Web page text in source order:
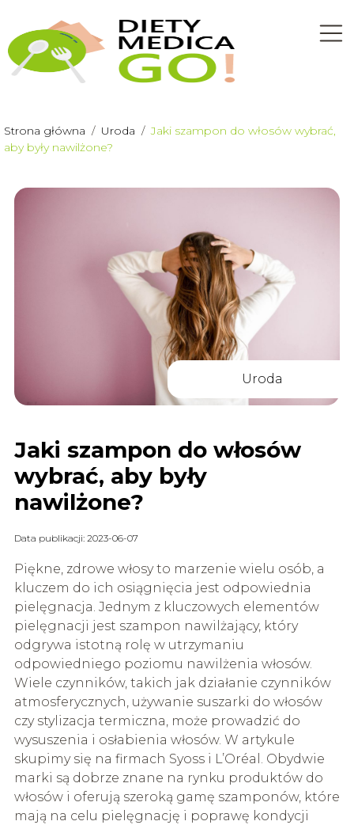
Strona główna / Uroda /Jaki szampon do włosów wybrać,
aby były nawilżone?
Uroda
Jaki szampon do włosów
wybrać, aby były
nawilżone?
Data publikacji: 2023-06-07
Piękne, zdrowe włosy to marzenie wielu osób, a
kluczem do ich osiągnięcia jest odpowiednia
pielęgnacja. Jednym z kluczowych elementów
pielęgnacji jest szampon nawilżający, który
odgrywa istotną rolę w utrzymaniu
odpowiedniego poziomu nawilżenia włosów.
Wiele czynników, takich jak działanie czynników
atmosferycznych, używanie suszarki do włosów
czy stylizacja termiczna, może prowadzić do
wysuszenia i osłabienia włosów. W artykule
skupimy się na firmach Syoss i L’Oréal. Obydwie
marki są dobrze znane na rynku produktów do
włosów i oferują szeroką gamę szamponów, które
mają na celu pielęgnację i poprawę kondycji